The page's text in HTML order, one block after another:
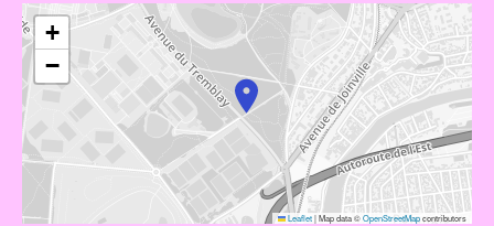
+
−
Leaflet|Map data ©OpenStreetMapcontributors